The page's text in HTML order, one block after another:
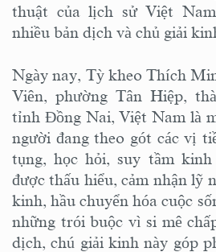
thuật của lịch sử Việt
nhiều bản dịch và chủ giải
Ngày nay, Tỳ kheo Thích
Viên, phường Tân Hiệp,
tỉnh Đồng Nai, Việt Nam là
người đang theo gót các vị
tụng, học hỏi, suy tầm
được thấu hiểu, cảm nhận lỹ
kinh, hầu chuyển hóa cuộc
những trói buộc vì si mê
dịch, chú giải kinh này góp